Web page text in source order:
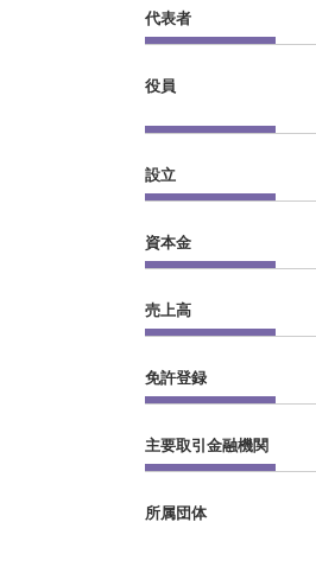
代表者
役員
設立
資本金
売上高
免許登録
主要取引金融機関
所属団体